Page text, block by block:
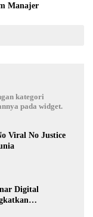
Manajer
kategori
pada widget.
Viral No Justice
Digital